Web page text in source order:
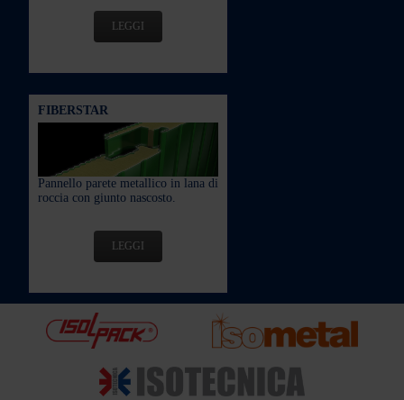
LEGGI
FIBERSTAR
Pannello parete metallico in lana di
roccia con giunto nascosto.
LEGGI